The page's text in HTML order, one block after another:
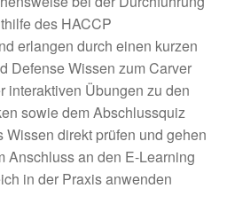
des HACCP
erlangen durch einen kurzen
Defense Wissen zum Carver
interaktiven Übungen zu den
sowie dem Abschlussquiz
Wissen direkt prüfen und gehen
Anschluss an den E-Learning
in der Praxis anwenden